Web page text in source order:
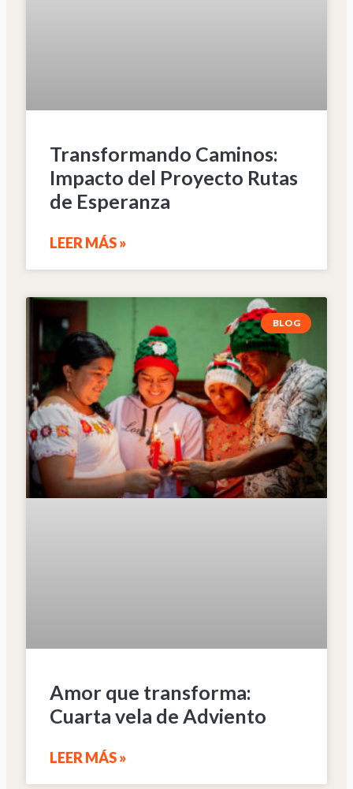
Transformando Caminos:
Impacto del Proyecto Rutas
de Esperanza
LEER MÁS »
BLOG
Amor que transforma:
Cuarta vela de Adviento
LEER MÁS »